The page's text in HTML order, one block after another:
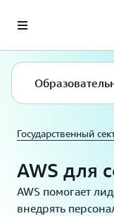
Перейти к главному
Государственный
AWS для
AWS помогает
внедрять